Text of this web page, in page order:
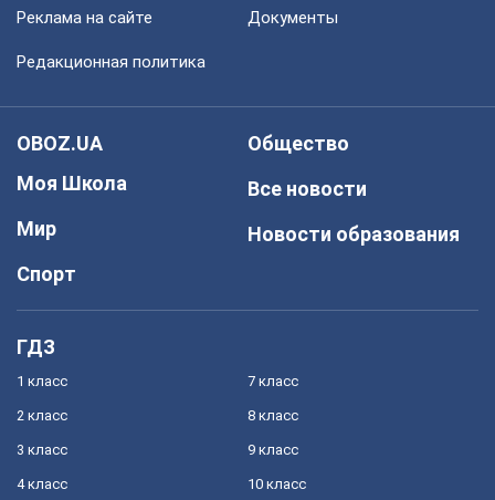
Реклама на сайте Документы
Редакционная политика
OBOZ.UA
Моя Школа
Мир
Спорт
Общество
Все новости
Новости образования
ГДЗ
1 класс
2 класс
3 класс
4 класс
7 класс
8 класс
9 класс
10 класс